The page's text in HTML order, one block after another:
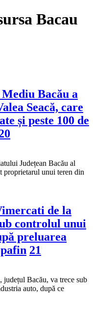
Bacau
Bacău a
Seacă, care
și peste 100 de
Județean Bacău al
proprietarul unui teren din
de la
controlul unui
preluarea
21
Bacău, va trece sub
auto, după ce